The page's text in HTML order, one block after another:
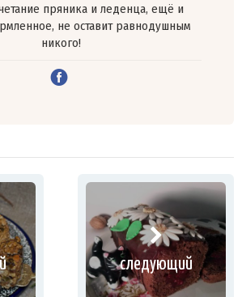
пряника и леденца, ещё и
не оставит равнодушным
никого!
следующий